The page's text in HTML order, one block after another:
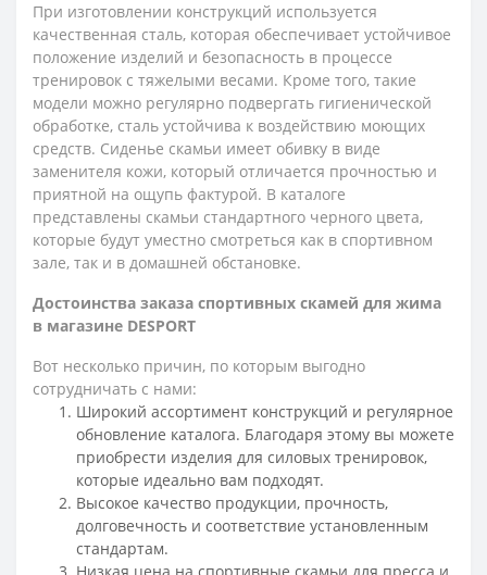
При изготовлении конструкций используется
качественная сталь, которая обеспечивает устойчивое
положение изделий и безопасность в процессе
тренировок с тяжелыми весами. Кроме того, такие
модели можно регулярно подвергать гигиенической
обработке, сталь устойчива к воздействию моющих
средств. Сиденье скамьи имеет обивку в виде
заменителя кожи, который отличается прочностью и
приятной на ощупь фактурой. В каталоге
представлены скамьи стандартного черного цвета,
которые будут уместно смотреться как в спортивном
зале, так и в домашней обстановке.
Достоинства заказа спортивных скамей для жима
в магазине DESPORT
Вот несколько причин, по которым выгодно
сотрудничать с нами:
Широкий ассортимент конструкций и регулярное
обновление каталога. Благодаря этому вы можете
приобрести изделия для силовых тренировок,
которые идеально вам подходят.
Высокое качество продукции, прочность,
долговечность и соответствие установленным
стандартам.